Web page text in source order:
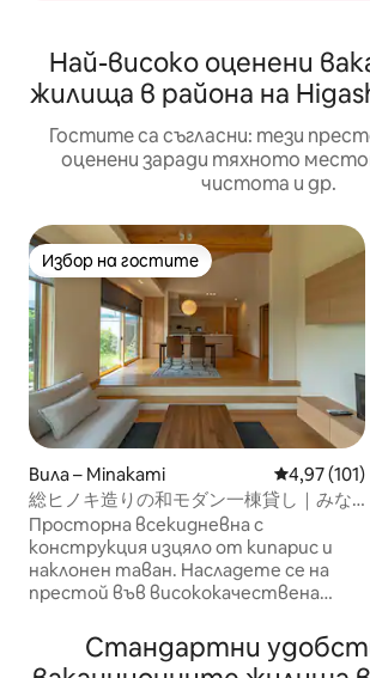
Най-високо оценени
жилища в района на
Гостите са съгласни: тези
оценени заради тяхното
чистота и др.
Избор на гостите
Избор на гостите
Вила – Minakami Средна
4,97 (101)
総ヒノキ造りの和モダン一棟貸し｜みな
かみの大空間ヴィラ｜BBQ・温泉・アウ
トドア
Просторна всекидневна с
конструкция изцяло от кипарис и
наклонен таван. Насладете се на
престой във висококачествена
Sumitomo Forestry, обгърната от
естествена светлина и аромата на
Стандартни